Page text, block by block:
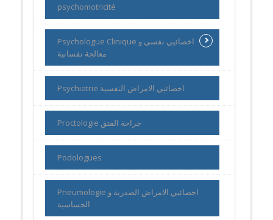
psychomotricité
Psychologue Clinique اخصائيي نفسي و
معالجة نفسانية
Psychiatrie اخصائيي الامراض النفسية
Proctologie جراحة الفتق
Podologues
Pneumologie اخصائيي الامراض الصدرية و
الحساسية